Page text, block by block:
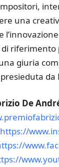
una
riferimento
giuria
da
De
https://